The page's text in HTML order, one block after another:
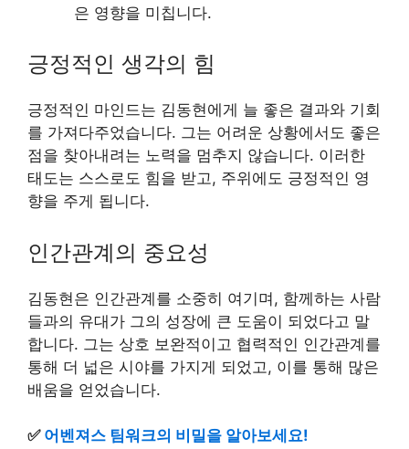
은 영향을 미칩니다.
긍정적인 생각의 힘
긍정적인 마인드는 김동현에게 늘 좋은 결과와 기회
를 가져다주었습니다. 그는 어려운 상황에서도 좋은
점을 찾아내려는 노력을 멈추지 않습니다. 이러한
태도는 스스로도 힘을 받고, 주위에도 긍정적인 영
향을 주게 됩니다.
인간관계의 중요성
김동현은 인간관계를 소중히 여기며, 함께하는 사람
들과의 유대가 그의 성장에 큰 도움이 되었다고 말
합니다. 그는 상호 보완적이고 협력적인 인간관계를
통해 더 넓은 시야를 가지게 되었고, 이를 통해 많은
배움을 얻었습니다.
✅ 어벤져스 팀워크의 비밀을 알아보세요!